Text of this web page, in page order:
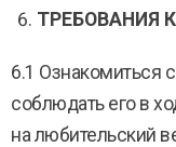
ТРЕБОВАНИЯ
6.1 Ознакомиться
соблюдать его в
на любительский